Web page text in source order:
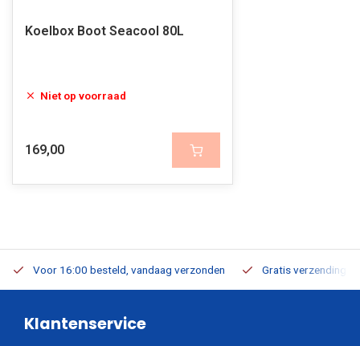
Koelbox Boot Seacool 80L
Niet op voorraad
169,00
Voor 16:00 besteld, vandaag verzonden Gratis verzending
Klantenservice